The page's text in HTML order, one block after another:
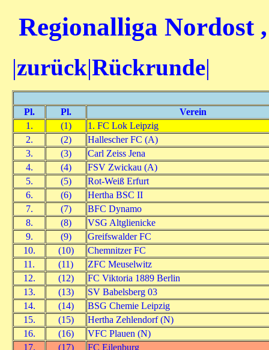
Regionalliga Nordost
|zurück|Rückrunde|
Pl. Pl.
Verein
1.
(1)
1. FC Lok Leipzig
2.
(2)
Hallescher FC (A)
3.
(3)
Carl Zeiss Jena
4.
(4)
FSV Zwickau (A)
5.
(5)
Rot-Weiß Erfurt
6.
(6)
Hertha BSC II
7.
(7)
BFC Dynamo
8.
(8)
VSG Altglienicke
9.
(9)
Greifswalder FC
10.
(10)
Chemnitzer FC
11.
(11)
ZFC Meuselwitz
12.
(12)
FC Viktoria 1889 Berlin
13.
(13)
SV Babelsberg 03
14.
(14)
BSG Chemie Leipzig
15.
(15)
Hertha Zehlendorf (N)
16.
(16)
VFC Plauen (N)
17.
(17)
FC Eilenburg